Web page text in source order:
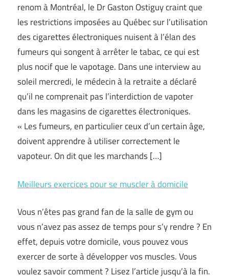
renom à Montréal, le Dr Gaston Ostiguy craint que
les restrictions imposées au Québec sur l’utilisation
des cigarettes électroniques nuisent à l’élan des
fumeurs qui songent à arrêter le tabac, ce qui est
plus nocif que le vapotage. Dans une interview au
soleil mercredi, le médecin à la retraite a déclaré
qu’il ne comprenait pas l’interdiction de vapoter
dans les magasins de cigarettes électroniques.
« Les fumeurs, en particulier ceux d’un certain âge,
doivent apprendre à utiliser correctement le
vapoteur. On dit que les marchands […]
Meilleurs exercices pour se muscler à domicile
Vous n’êtes pas grand fan de la salle de gym ou
vous n’avez pas assez de temps pour s’y rendre ? En
effet, depuis votre domicile, vous pouvez vous
exercer de sorte à développer vos muscles. Vous
voulez savoir comment ? Lisez l’article jusqu’à la fin.